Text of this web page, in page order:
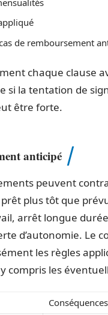
de remboursement
chaque clause
si la tentation de
être forte.
anticipé
peuvent
plus tôt que
arrêt longue
d’autonomie. Le
les règles
compris les
Conséquences